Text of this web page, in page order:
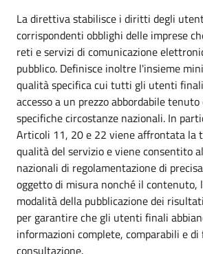
La direttiva stabilisce i diritti degli
corrispondenti obblighi delle imprese
reti e servizi di comunicazione
pubblico. Definisce inoltre l'insieme
qualità specifica cui tutti gli utenti
accesso a un prezzo abbordabile
specifiche circostanze nazionali. In
Articoli 11, 20 e 22 viene affrontata la
qualità del servizio e viene consentito
nazionali di regolamentazione di
oggetto di misura nonché il contenuto,
modalità della pubblicazione dei
per garantire che gli utenti finali
informazioni complete, comparabili e di
consultazione.